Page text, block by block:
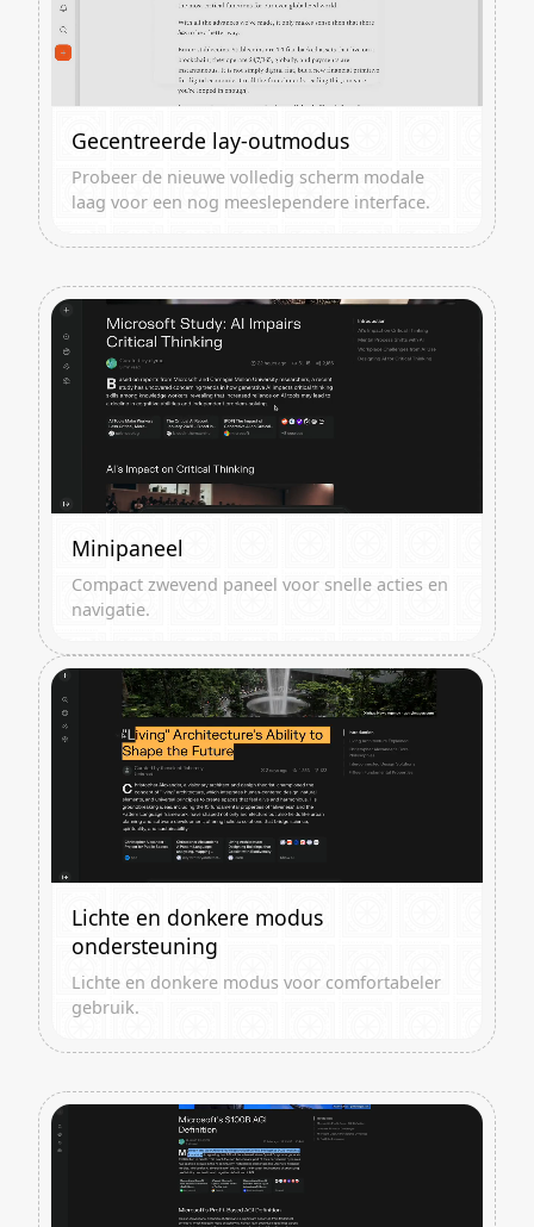
Gecentreerde lay-outmodus
Probeer de nieuwe volledig scherm modale
laag voor een nog meeslependere interface.
Minipaneel
Compact zwevend paneel voor snelle acties en
navigatie.
Lichte en donkere modus
ondersteuning
Lichte en donkere modus voor comfortabeler
gebruik.